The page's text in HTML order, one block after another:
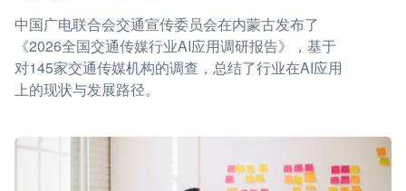
中国广电联合会交通宣传委员会在内蒙古发布了
《2026全国交通传媒行业AI应用调研报告》，基于
对145家交通传媒机构的调查，总结了行业在AI应用
上的现状与发展路径。